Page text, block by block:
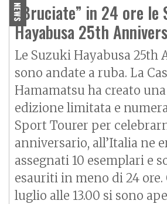
NEWS
“Bruciate” in 24 ore le
Hayabusa 25th
Le Suzuki Hayabusa 25th
sono andate a ruba. La
Hamamatsu ha creato
edizione limitata e
Sport Tourer per
anniversario, all’Italia ne
assegnati 10 esemplari e
esauriti in meno di 24 ore.
luglio alle 13.00 si sono